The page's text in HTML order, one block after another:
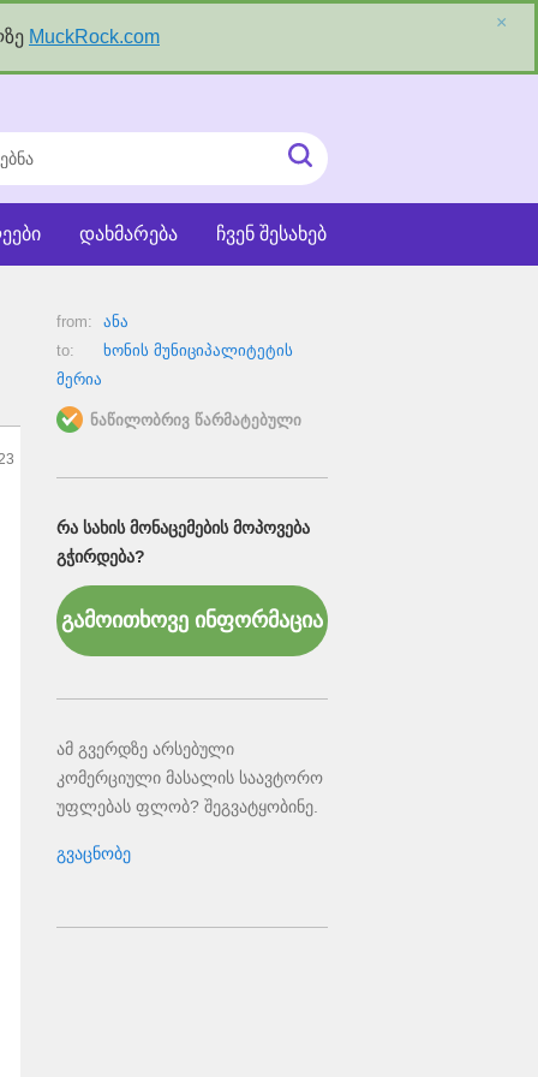
MuckRock.com
×
ძიეების
ჩატვირთვა
ჩვენ შესახებ
დახმარება
from:
ანა
to:
ხონის მუნიციპალიტეტის
მერია
ნაწილობრივ წარმატებული
ᲠᲐ ᲡᲐᲮᲘᲡ ᲛᲝᲜᲐᲪᲔᲛᲔᲑᲘᲡ ᲛᲝᲞᲝᲕᲔᲑᲐ
ᲒᲭᲘᲠᲓᲔᲑᲐ?
გამოითხოვე ინფორმაცია
ამ გვერდზე არსებული
კომერციული მასალის საავტორო
უფლებას ფლობ? შეგვატყობინე.
გვაცნობე